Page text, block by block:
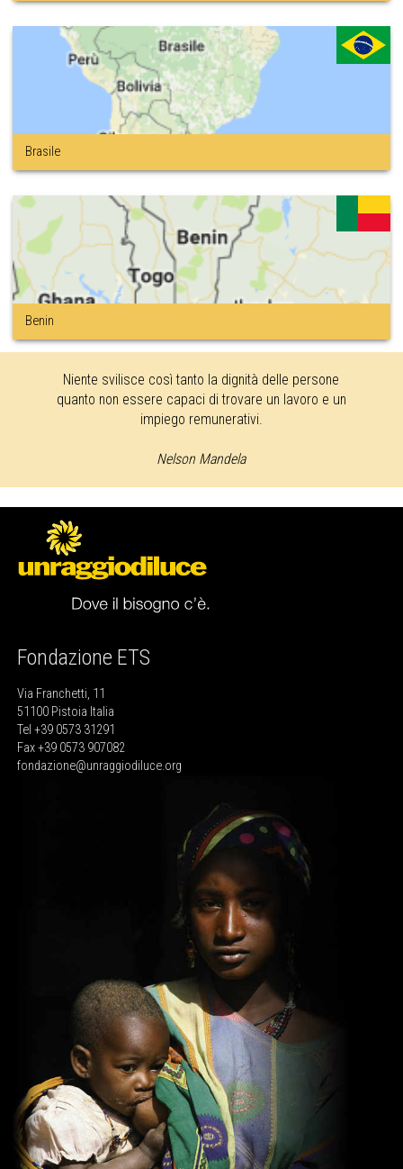
Brasile
Benin
Niente svilisce così tanto la dignità delle persone
quanto non essere capaci di trovare un lavoro e un
impiego remunerativi.
Nelson Mandela
Fondazione ETS
Via Franchetti, 11
51100 Pistoia Italia
Tel +39 0573 31291
Fax +39 0573 907082
fondazione@unraggiodiluce.org